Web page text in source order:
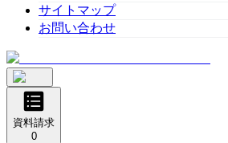
サイトマップ
お問い合わせ
資料請求
0